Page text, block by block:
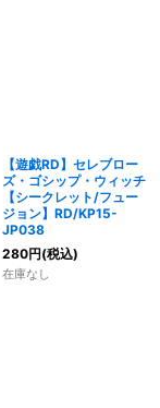
【遊戯RD】セレブロー
ズ・ゴシップ・ウィッチ
【シークレット/フュー
ジョン】RD/KP15-
JP038
280円(税込)
在庫なし